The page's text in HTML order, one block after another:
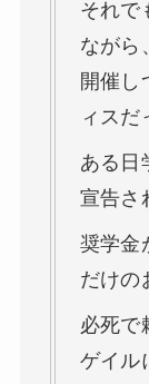
それで
ながら
開催し
ィス
ある日
宣告さ
奨学金
だけの
必死で
ゲイル